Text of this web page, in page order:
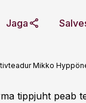
Jaga
Mikko
tippjuht peab